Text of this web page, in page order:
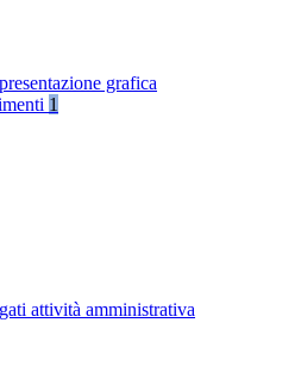
grafica
1
attività amministrativa